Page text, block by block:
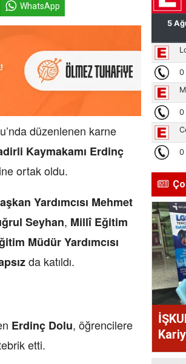
WhatsApp
düzenlenen karne
Kaymakamı Erdinç
ortak oldu.
Yardımcısı Mehmet
Seyhan, Millî Eğitim
Müdür Yardımcısı
da katıldı.
Erdinç Dolu, öğrencilere
etti.